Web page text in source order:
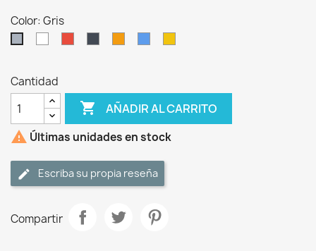
Color: Gris
Cantidad
 AÑADIR AL CARRITO
 Últimas unidades en stock
Escriba su propia reseña
Compartir